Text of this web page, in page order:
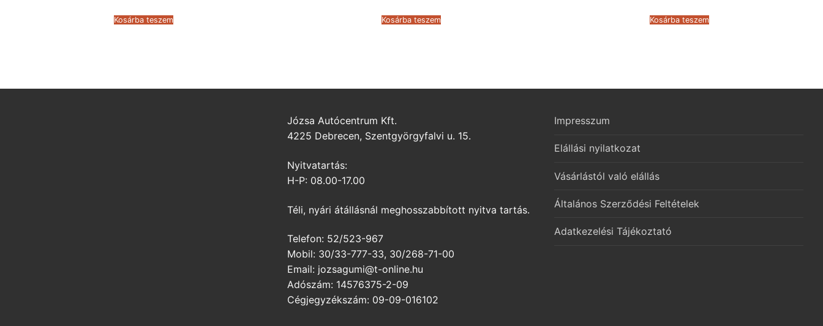
77.241 Ft.
Kosárba teszem
109.677 Ft.
Kosárba teszem
57.747 Ft.
Kosárba teszem
Józsa Autócentrum Kft.
4225 Debrecen, Szentgyörgyfalvi u. 15.
Nyitvatartás:
H-P: 08.00-17.00
Téli, nyári átállásnál meghosszabbított nyitva tartás.
Telefon: 52/523-967
Mobil: 30/33-777-33, 30/268-71-00
Email: jozsagumi@t-online.hu
Adószám: 14576375-2-09
Cégjegyzékszám: 09-09-016102
Impresszum
Elállási nyilatkozat
Vásárlástól való elállás
Általános Szerződési Feltételek
Adatkezelési Tájékoztató